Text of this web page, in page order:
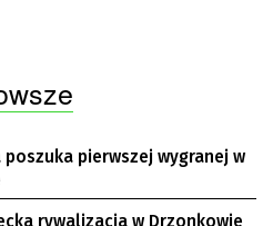
poszuka pierwszej wygranej w
rywalizacja w Drzonkowie